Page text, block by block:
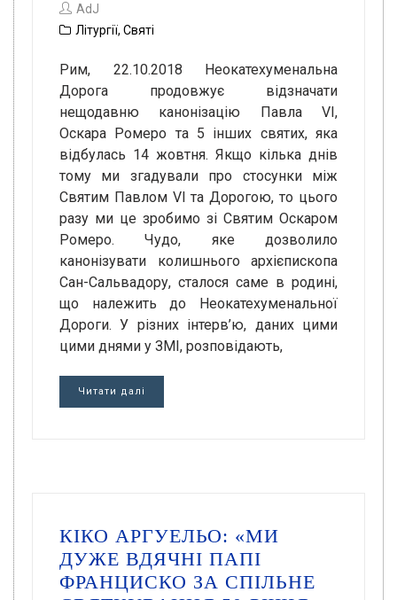
AdJ
Літургії, Святі
Рим, 22.10.2018 Неокатехуменальна
Дорога продовжує відзначати
нещодавню канонізацію Павла VI,
Оскара Ромеро та 5 інших святих, яка
відбулась 14 жовтня. Якщо кілька днів
тому ми згадували про стосунки між
Святим Павлом VI та Дорогою, то цього
разу ми це зробимо зі Святим Оскаром
Ромеро. Чудо, яке дозволило
канонізувати колишнього архієпископа
Сан-Сальвадору, сталося саме в родині,
що належить до Неокатехуменальної
Дороги. У різних інтерв’ю, даних цими
цими днями у ЗМІ, розповідають,
Читати далі
КІКО АРГУЕЛЬО: «МИ
ДУЖЕ ВДЯЧНІ ПАПІ
ФРАНЦИСКО ЗА СПІЛЬНЕ